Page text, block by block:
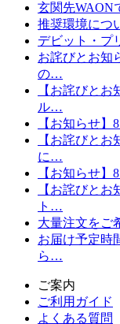
玄関先WAON
推奨環境につ
デビット・プ
お詫びとお知
の…
【お詫びと
ル…
【お知らせ
【お詫びと
に…
【お知らせ
【お詫びと
ト…
大量注文をご
お届け予定時
ら…
ご案内
ご利用ガイド
よくある質問